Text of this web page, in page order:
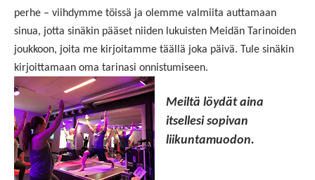
perhe – viihdymme töissä ja olemme valmiita auttamaan
sinua, jotta sinäkin pääset niiden lukuisten Meidän Tarinoiden
joukkoon, joita me kirjoitamme täällä joka päivä. Tule sinäkin
kirjoittamaan oma tarinasi onnistumiseen.
Meiltä löydät aina
itsellesi sopivan
liikuntamuodon.